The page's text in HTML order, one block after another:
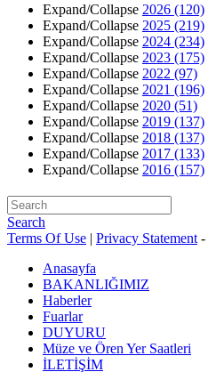
Expand/Collapse 2026 (120)
Expand/Collapse 2025 (219)
Expand/Collapse 2024 (234)
Expand/Collapse 2023 (175)
Expand/Collapse 2022 (97)
Expand/Collapse 2021 (196)
Expand/Collapse 2020 (51)
Expand/Collapse 2019 (137)
Expand/Collapse 2018 (137)
Expand/Collapse 2017 (133)
Expand/Collapse 2016 (157)
Search
Terms Of Use | Privacy Statement -
Anasayfa
BAKANLIĞIMIZ
Haberler
Fuarlar
DUYURU
Müze ve Ören Yer Saatleri
İLETİŞİM